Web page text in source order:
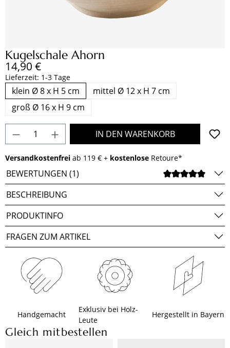
Kugelschale Ahorn
Regulärer Preis:
14,90 €
Lieferzeit: 1-3 Tage
klein Ø 8 x H 5 cm
mittel Ø 12 x H 7 cm
groß Ø 16 x H 9 cm
Produkt Anzahl: Gib den gewünschten
IN DEN WARENKORB
Versandkostenfrei ab 119 € + kostenlose Retoure*
BEWERTUNGEN (1)
BESCHREIBUNG
PRODUKTINFO
FRAGEN ZUM ARTIKEL
Handgemacht
Exklusiv bei Holz-
Leute
Hergestellt in Bayern
Gleich mitbestellen